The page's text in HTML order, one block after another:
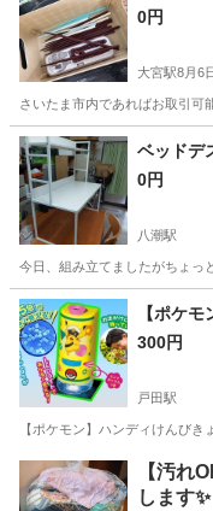
0円
大宮駅8月6
さいたま市内であればお取引可
埼玉 さいたま市 大宮駅
ベッドデ
0円
八潮駅
今日、組み立てましたがちょっ
埼玉 八潮市 八潮駅
【ポケ
300円
戸田駅
【ポケモン】ハンディけんびき
埼玉 戸田市 戸田駅
【汚れ
します✨